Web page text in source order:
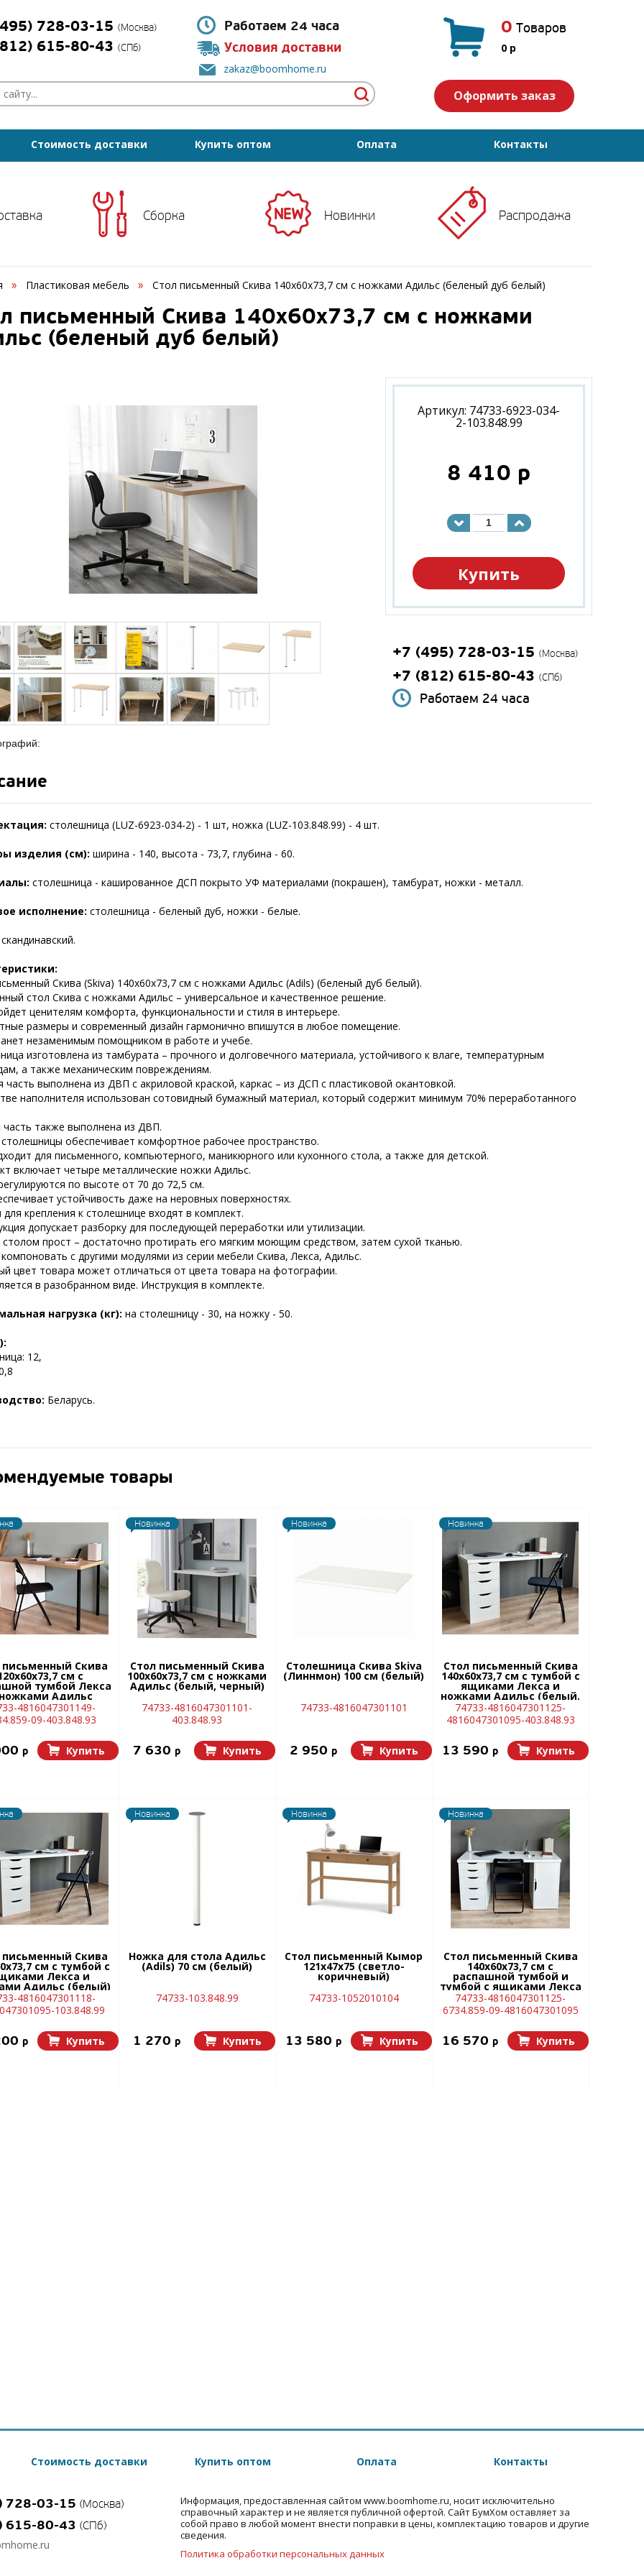
728-03-15 (Москва)
615-80-43 (СПб)
Работаем 24 часа
Условия доставки
zakaz@boomhome.ru
0 Товаров
0 p
Оформить заказ
Стоимость доставки Купить оптом Оплата Контакты
Сборка Новинки Распродажа
Пластиковая мебель Стол письменный Скива 140х60х73,7 см с ножками Адильс (беленый дуб белый)
письменный Скива 140х60х73,7 см с ножками
(беленый дуб белый)
Артикул: 74733-6923-034-
2-103.848.99
8 410 p
Купить
+7 (495) 728-03-15 (Москва)
+7 (812) 615-80-43 (СПб)
Работаем 24 часа
столешница (LUZ-6923-034-2) - 1 шт, ножка (LUZ-103.848.99) - 4 шт.
изделия (см): ширина - 140, высота - 73,7, глубина - 60.
столешница - кашированное ДСП покрыто УФ материалами (покрашен), тамбурат, ножки - металл.
исполнение: столешница - беленый дуб, ножки - белые.
скандинавский.
Скива (Skiva) 140х60х73,7 см с ножками Адильс (Adils) (беленый дуб белый).
стол Скива с ножками Адильс – универсальное и качественное решение.
ценителям комфорта, функциональности и стиля в интерьере.
размеры и современный дизайн гармонично впишутся в любое помещение.
незаменимым помощником в работе и учебе.
изготовлена из тамбурата – прочного и долговечного материала, устойчивого к влаге, температурным
а также механическим повреждениям.
часть выполнена из ДВП с акриловой краской, каркас – из ДСП с пластиковой окантовкой.
наполнителя использован сотовидный бумажный материал, который содержит минимум 70% переработанного
также выполнена из ДВП.
обеспечивает комфортное рабочее пространство.
для письменного, компьютерного, маникюрного или кухонного стола, а также для детской.
включает четыре металлические ножки Адильс.
по высоте от 70 до 72,5 см.
устойчивость даже на неровных поверхностях.
крепления к столешнице входят в комплект.
допускает разборку для последующей переработки или утилизации.
столом прост – достаточно протирать его мягким моющим средством, затем сухой тканью.
с другими модулями из серии мебели Скива, Лекса, Адильс.
цвет товара может отличаться от цвета товара на фотографии.
в разобранном виде. Инструкция в комплекте.
нагрузка (кг): на столешницу - 30, на ножку - 50.
12,
Беларусь.
товары
письменный Скива
см с
тумбой Лекса
Адильс
дуб, белый,
черный)
4816047301149-
09-403.848.93
p Купить
Новинка
Стол письменный Скива
100х60х73,7 см с ножками
Адильс (белый, черный)
74733-4816047301101-
403.848.93
7 630 p Купить
Новинка
Столешница Скива Skiva
(Линнмон) 100 см (белый)
74733-4816047301101
2 950 p Купить
Новинка
Стол письменный Скива
140х60х73,7 см с тумбой с
ящиками Лекса и
ножками Адильс (белый,
черный)
74733-4816047301125-
4816047301095-403.848.93
13 590 p Купить
письменный Скива
см с тумбой с
Лекса и
Адильс (белый)
4816047301118-
103.848.99
p Купить
Новинка
Ножка для стола Адильс
(Adils) 70 см (белый)
74733-103.848.99
1 270 p Купить
Новинка
Стол письменный Кымор
121x47х75 (светло-
коричневый)
74733-1052010104
13 580 p Купить
Новинка
Стол письменный Скива
140х60х73,7 см с
распашной тумбой и
тумбой с ящиками Лекса
(белый)
74733-4816047301125-
6734.859-09-4816047301095
16 570 p Купить
Стоимость доставки Купить оптом Оплата Контакты
728-03-15 (Москва)
615-80-43 (СПб)
Информация, предоставленная сайтом www.boomhome.ru, носит исключительно
справочный характер и не является публичной офертой. Сайт БумХом оставляет за
собой право в любой момент внести поправки в цены, комплектацию товаров и другие
сведения.
Политика обработки персональных данных